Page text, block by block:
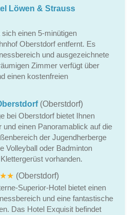
Löwen & Strauss
einen 5-minütigen
Oberstdorf entfernt. Es
und ausgezeichnete
Zimmer verfügt über
einen kostenfreien
(Oberstdorf)
bei Oberstdorf bietet Ihnen
und einen Panoramablick auf die
der Jugendherberge
Volleyball oder Badminton
vorhanden.
(Oberstdorf)
Superior-Hotel bietet einen
und eine fantastische
Das Hotel Exquisit befindet